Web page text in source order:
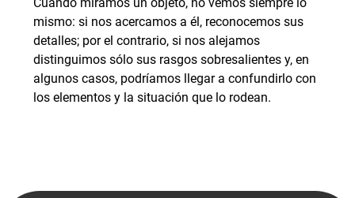
mismo: si nos acercamos a él, reconocemos sus
detalles; por el contrario, si nos alejamos
distinguimos sólo sus rasgos sobresalientes y, en
algunos casos, podríamos llegar a confundirlo con
los elementos y la situación que lo rodean.